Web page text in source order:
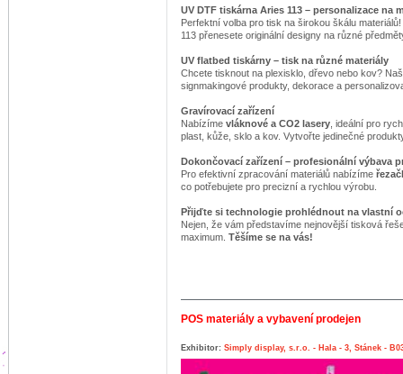
UV DTF tiskárna Aries 113 – personalizace na
Perfektní volba pro tisk na širokou škálu
113 přenesete originální designy na různé
UV flatbed tiskárny – tisk na různé materiály
Chcete tisknout na plexisklo, dřevo nebo kov?
signmakingové produkty, dekorace a
Gravírovací zařízení
Nabízíme vláknové a CO2 lasery , ideální pro
plast, kůže, sklo a kov. Vytvořte jedinečné
Dokončovací zařízení – profesionální výbava
Pro efektivní zpracování materiálů nabízíme
co potřebujete pro precizní a rychlou výrobu.
Přijďte si technologie prohlédnout na vlastní
Nejen, že vám představíme nejnovější tisková
maximum. Těšíme se na vás!
POS materiály a vybavení prodejen
Exhibitor: Simply display, s.r.o. - Hala - 3, Stánek -